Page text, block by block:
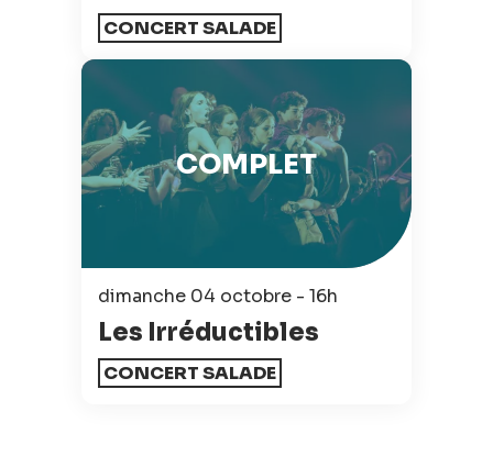
CONCERT SALADE
dimanche 04 octobre - 16h
Les Irréductibles
CONCERT SALADE
COMPLET